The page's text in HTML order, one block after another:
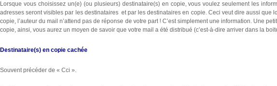
Lorsque vous choisissez un(e) (ou plusieurs) destinataire(s) en copie, vous voulez seulement les
adresses seront visibles par les destinataires et par les destinataires en copie. Ceci veut dire aussi que
copie, l’auteur du mail n’attend pas de réponse de votre part ! C’est simplement une information. Une
copie, ainsi, vous aurez un moyen de savoir que votre mail a été distribué (c’est-à-dire arriver dans la
Destinataire(s) en copie cachée
Souvent précéder de « Cci ».